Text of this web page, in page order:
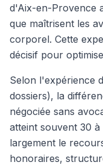
d'Aix-en-Provence
que maîtrisent les
corporel. Cette
décisif pour
Selon l'expérience
dossiers), la
négociée sans
atteint souvent 30
largement le
honoraires,